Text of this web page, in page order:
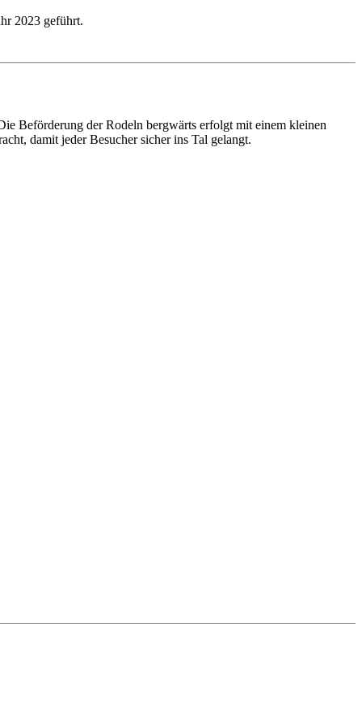
2023 geführt.
Beförderung der Rodeln bergwärts erfolgt mit einem kleinen
damit jeder Besucher sicher ins Tal gelangt.